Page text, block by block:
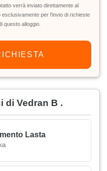
verrà inviato direttamente al
per l'invio di richieste
questo alloggio.
di Vedran B .
Lasta